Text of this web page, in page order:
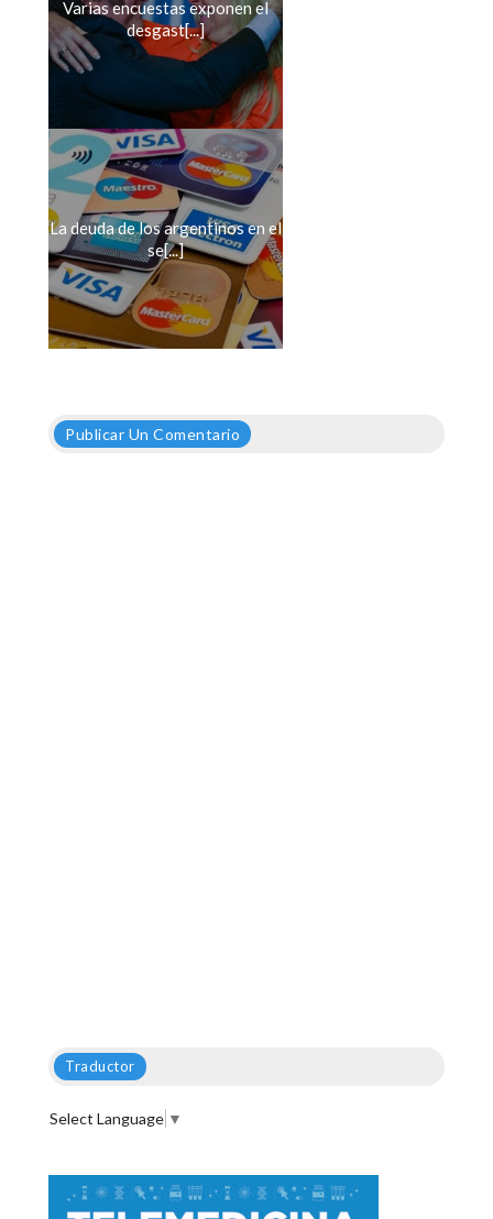
Varias encuestas exponen el
desgast[...]
La deuda de los argentinos en el
se[...]
Publicar Un Comentario
Traductor
Select Language ▼